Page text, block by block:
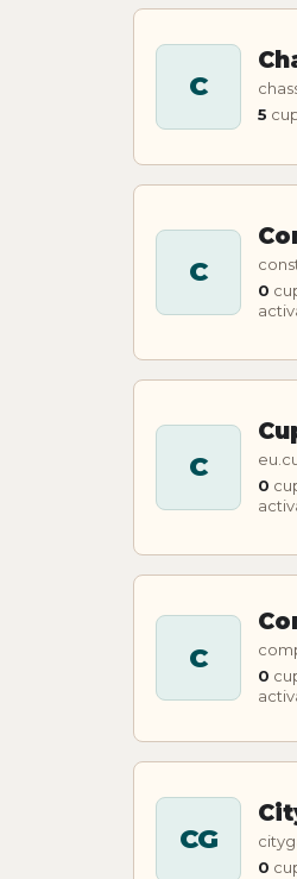
C
5
C
0
C
0
C
0
CG
0